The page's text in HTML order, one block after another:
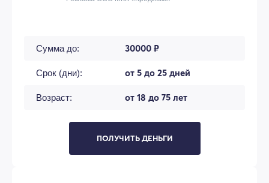
Сумма до: 30000 ₽
Срок (дни): от 5 до 25 дней
Возраст: от 18 до 75 лет
ПОЛУЧИТЬ ДЕНЬГИ